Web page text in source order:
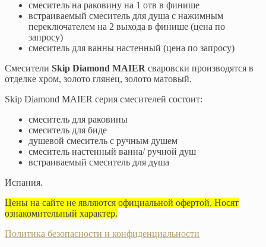
смеситель на раковину на 1 отв в финише
встраиваемый смеситель для душа с нажимным
переключателем на 2 выхода в финише (цена по
запросу)
смеситель для ванны настенный (цена по запросу)
Смесители Skip Diamond MAIER сваровски производятся в
отделке хром, золото глянец, золото матовый.
Skip Diamond MAIER серия смесителей состоит:
смеситель для раковины
смеситель для биде
душевой смеситель с ручным душем
смеситель настенный ванна/ ручной душ
встраиваемый смеситель для душа
Испания.
Цены на сайте не являются официальной офертой. Носят
ознакомительный характер.
Политика безопасности и конфиденциальности